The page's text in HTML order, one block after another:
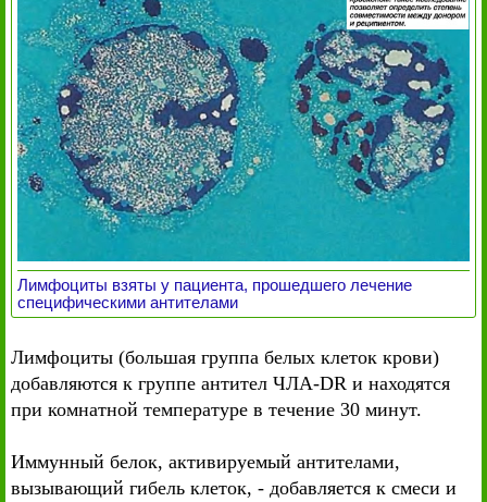
Лимфоциты взяты у пациента, прошедшего лечение
специфическими антителами
Лимфоциты (большая группа белых клеток крови)
добавляются к группе антител ЧЛА-DR и находятся
при комнатной температуре в течение 30 минут.
Иммунный белок, активируемый антителами,
вызывающий гибель клеток, - добавляется к смеси и